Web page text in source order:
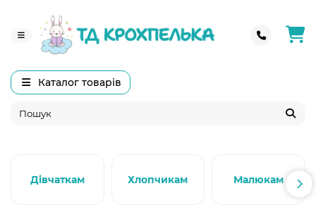
Каталог товарів
Дівчаткам Хлопчикам Малюкам